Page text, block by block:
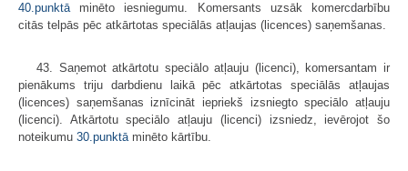
40.punktā minēto iesniegumu. Komersants uzsāk komercdarbību
citās telpās pēc atkārtotas speciālās atļaujas (licences) saņemšanas.
43. Saņemot atkārtotu speciālo atļauju (licenci), komersantam ir
pienākums triju darbdienu laikā pēc atkārtotas speciālās atļaujas
(licences) saņemšanas iznīcināt iepriekš izsniegto speciālo atļauju
(licenci). Atkārtotu speciālo atļauju (licenci) izsniedz, ievērojot šo
noteikumu 30.punktā minēto kārtību.